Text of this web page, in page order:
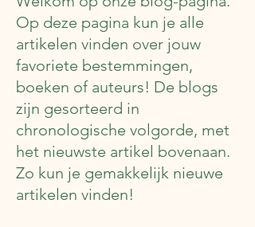
Op deze pagina kun je alle
artikelen vinden over jouw
favoriete bestemmingen,
boeken of auteurs! De blogs
zijn gesorteerd in
chronologische volgorde, met
het nieuwste artikel bovenaan.
Zo kun je gemakkelijk nieuwe
artikelen vinden!